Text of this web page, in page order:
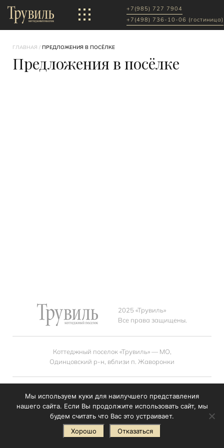
+7(985) 727 7904
+7(498) 736-10-06 (гостиница)
Предложения в посёлке
ГЛАВНАЯ / ПРЕДЛОЖЕНИЯ В ПОСЁЛКЕ
2025 «Трувиль»
Все права защищены.
Коттеджный поселок «Трувиль» — МО,
Одинцовский р-н, вблизи п. Жаворонки
Разработка сайта
© StrangeBrain Design Bureau
Мы используем куки для наилучшего представления
нашего сайта. Если Вы продолжите использовать сайт, мы
будем считать что Вас это устраивает.
Хорошо
Отказаться